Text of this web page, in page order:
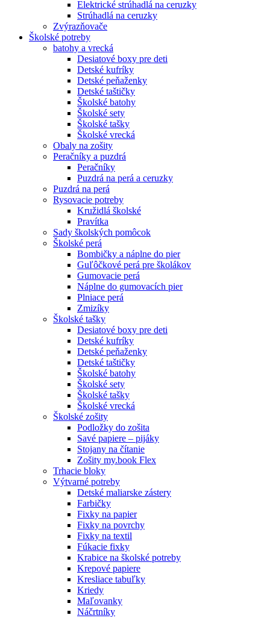
Elektrické strúhadlá na ceruzky
Strúhadlá na ceruzky
Zvýrazňovače
Školské potreby
batohy a vrecká
Desiatové boxy pre deti
Detské kufríky
Detské peňaženky
Detské taštičky
Školské batohy
Školské sety
Školské tašky
Školské vrecká
Obaly na zošity
Peračníky a puzdrá
Peračníky
Puzdrá na perá a ceruzky
Puzdrá na perá
Rysovacie potreby
Kružidlá školské
Pravítka
Sady školských pomôcok
Školské perá
Bombičky a náplne do pier
Guľôčkové perá pre školákov
Gumovacie perá
Náplne do gumovacích pier
Plniace perá
Zmizíky
Školské tašky
Desiatové boxy pre deti
Detské kufríky
Detské peňaženky
Detské taštičky
Školské batohy
Školské sety
Školské tašky
Školské vrecká
Školské zošity
Podložky do zošita
Savé papiere – pijáky
Stojany na čítanie
Zošity my.book Flex
Trhacie bloky
Výtvarné potreby
Detské maliarske zástery
Farbičky
Fixky na papier
Fixky na povrchy
Fixky na textil
Fúkacie fixky
Krabice na školské potreby
Krepové papiere
Kresliace tabuľky
Kriedy
Maľovanky
Náčrtníky